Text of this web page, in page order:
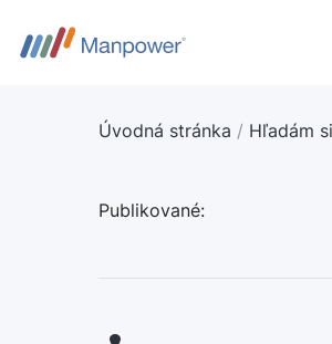
FIRMY
Úvodná stránka / Hľadám
Publikované: